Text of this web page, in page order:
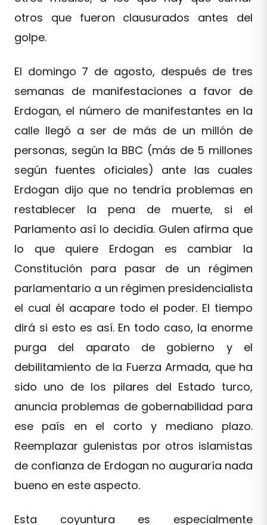
otros que fueron clausurados antes del
golpe.
El domingo 7 de agosto, después de tres
semanas de manifestaciones a favor de
Erdogan, el número de manifestantes en la
calle llegó a ser de más de un millón de
personas, según la BBC (más de 5 millones
según fuentes oficiales) ante las cuales
Erdogan dijo que no tendría problemas en
restablecer la pena de muerte, si el
Parlamento así lo decidía. Gulen afirma que
lo que quiere Erdogan es cambiar la
Constitución para pasar de un régimen
parlamentario a un régimen presidencialista
el cual él acapare todo el poder. El tiempo
dirá si esto es así. En todo caso, la enorme
purga del aparato de gobierno y el
debilitamiento de la Fuerza Armada, que ha
sido uno de los pilares del Estado turco,
anuncia problemas de gobernabilidad para
ese país en el corto y mediano plazo.
Reemplazar gulenistas por otros islamistas
de confianza de Erdogan no auguraría nada
bueno en este aspecto.
Esta coyuntura es especialmente